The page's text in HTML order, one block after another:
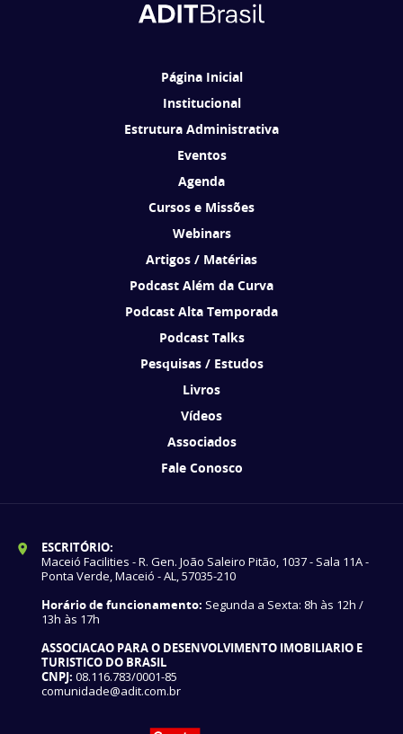
Ao se cadastrar, você concorda em receber comunicações da ADIT
Página Inicial
Institucional
Estrutura Administrativa
Eventos
Agenda
Cursos e Missões
Webinars
Artigos / Matérias
Podcast Além da Curva
Podcast Alta Temporada
Podcast Talks
Pesquisas / Estudos
Livros
Vídeos
Associados
Fale Conosco
ESCRITÓRIO:
Maceió Facilities - R. Gen. João Saleiro Pitão, 1037 - Sala 11A -
Ponta Verde, Maceió - AL, 57035-210
Horário de funcionamento: Segunda a Sexta: 8h às 12h /
13h às 17h
ASSOCIACAO PARA O DESENVOLVIMENTO IMOBILIARIO E
TURISTICO DO BRASIL
CNPJ: 08.116.783/0001-85
comunidade@adit.com.br